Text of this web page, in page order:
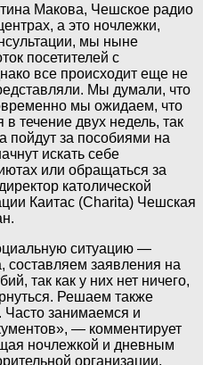
Макова, Чешское радио
а это ночлежки,
мы ныне
посетителей с
все происходит еще не
Мы думали, что
мы ожидаем, что
течение двух недель, так
пойдут за пособиями на
искать себе
или обращаться за
католической
Каитас (Charita) Чешская
ситуацию —
составляем заявления на
так как у них нет ничего,
Решаем также
Часто занимаемся и
— комментирует
ночлежкой и дневным
организации,